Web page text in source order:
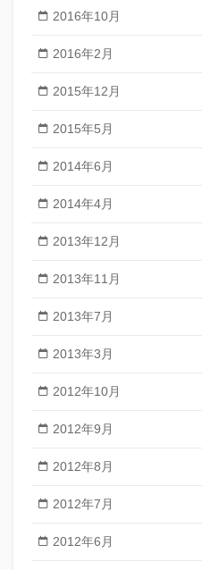
2016年10月
2016年2月
2015年12月
2015年5月
2014年6月
2014年4月
2013年12月
2013年11月
2013年7月
2013年3月
2012年10月
2012年9月
2012年8月
2012年7月
2012年6月